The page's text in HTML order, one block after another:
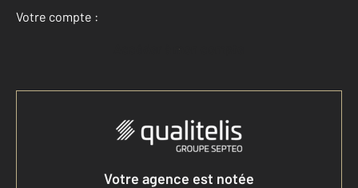
Votre compte :
Accéder à mon compte
Votre agence est notée